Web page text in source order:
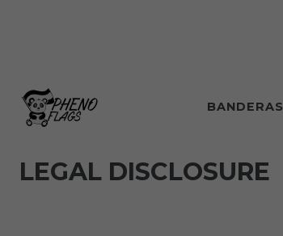
BANDERAS
LEGAL DISCLOSURE